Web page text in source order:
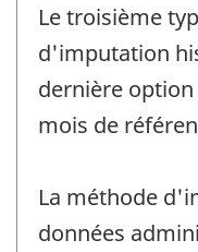
Le troisième
d'imputation
dernière
mois de
La méthode
données